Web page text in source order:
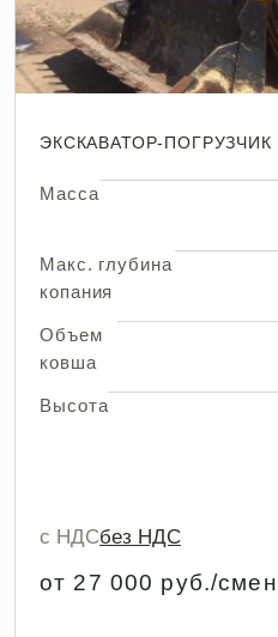
ЭКСКАВАТОР-ПОГРУЗЧИК
Масса
Макс. глубина
копания
Объем
ковша
Высота
с НДСбез НДС
от 27 000 руб./